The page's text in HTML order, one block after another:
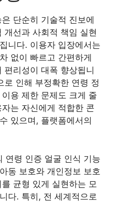
단순히 기술적 진보에
개선과 사회적 책임 실현
니다. 이용자 입장에서는
없이 빠르고 간편하게
편리성이 대폭 향상됩니
로 인해 부정확한 연령 정
용 제한 문제도 크게 줄
는 자신에게 적합한 콘
있으며, 플랫폼에서의
연령 인증 얼굴 인식 기능
동 보호와 개인정보 보호
균형 있게 실현하는 모
다. 특히, 전 세계적으로